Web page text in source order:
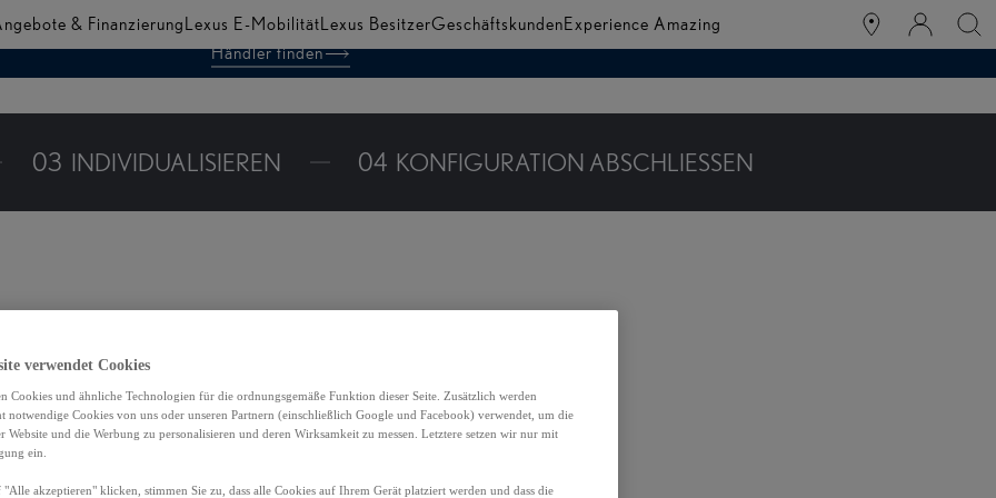
Händler finden
& FinanzierungLexus E-MobilitätLexus BesitzerGeschäftskundenExperience Amazing
03 INDIVIDUALISIEREN 04 KONFIGURATION ABSCHLIESSEN
verwendet Cookies
Cookies und ähnliche Technologien für die ordnungsgemäße Funktion dieser Seite. Zusätzlich werden
notwendige Cookies von uns oder unseren Partnern (einschließlich Google und Facebook) verwendet, um die
Website und die Werbung zu personalisieren und deren Wirksamkeit zu messen. Letztere setzen wir nur mit
ein.
"Alle akzeptieren" klicken, stimmen Sie zu, dass alle Cookies auf Ihrem Gerät platziert werden und dass die